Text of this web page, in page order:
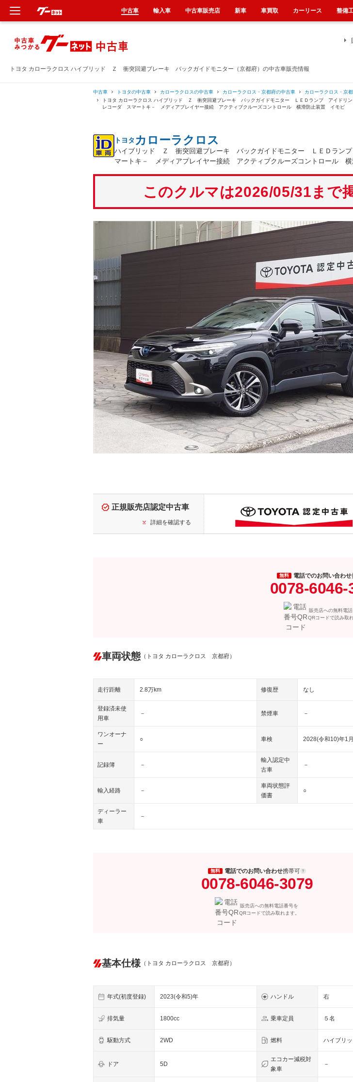
トヨタ カローラクロス ハイブリッド Ｚ 衝突回避ブレーキ バックガイドモニター（京都府）の中古車販売情報
中古車 トヨタの中古車 カローラクロスの中古車 カローラクロス・京都府の中古車
カローラクロス・京
トヨタ カローラクロス ハイブリッド Ｚ 衝突回避ブレーキ バックガイドモニター ＬＥＤランプ アイドリ
レコーダ スマートキ－ メディアプレイヤー接続 アクティブクルーズコントロール 横滑防止装置 イモビ
トヨタ カローラクロス
ハイブリッド Ｚ 衝突回避ブレーキ バックガイドモニター ＬＥＤラン
マートキ－ メディアプレイヤー接続 アクティブクルーズコントロール 横
このクルマは2026/05/31まで
正規販売店認定中古車
詳細を確認する
無料 電話でのお問い合わせ
0078-6046-
販売店への無料電
QRコードで読み取れ
車両状態 （トヨタ カローラクロス 京都府）
走行距離 2.8万km 修復歴 なし
登録済未使
用車
－ 禁煙車 －
ワンオーナ
ー
○ 車検 2028(令和10)年1月
記録簿 －
輸入認定中
古車
－
輸入経路 －
車両状態評
価書
○
ディーラー
車
－
無料 電話でのお問い合わせ携帯可
0078-6046-3079
販売店への無料電話番号を
QRコードで読み取れます。
基本仕様 （トヨタ カローラクロス 京都府）
年式(初度登録) 2023(令和5)年 ハンドル 右
排気量 1800cc 乗車定員 ５名
駆動方式 2WD 燃料 ハイブリ
ドア 5D
エコカー減税対
象車
－
中古車 輸入車 中古車販売店 新車 車買取 カーリース 整備
新車
中古車